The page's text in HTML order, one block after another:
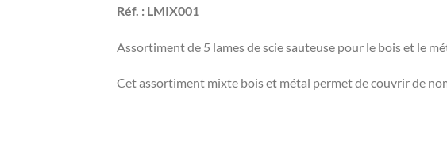
Réf. : LMIX001
Assortiment de 5 lames de scie sauteuse pour le bois et le
Cet assortiment mixte bois et métal permet de couvrir de